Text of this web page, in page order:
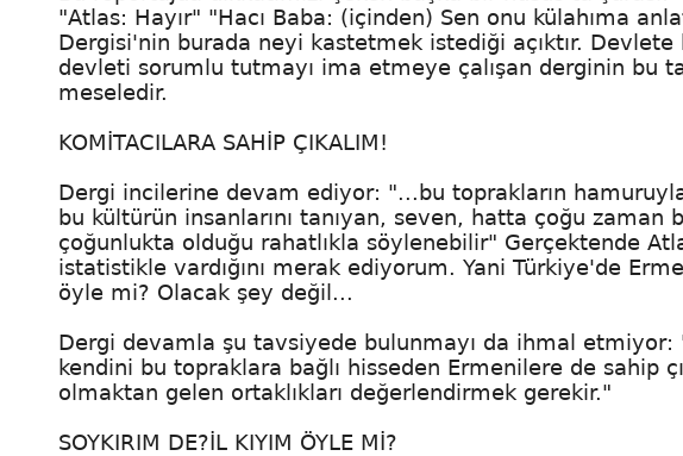
"Atlas: Hayır" "Hacı Baba: (içinden) Sen onu külahıma
Dergisi'nin burada neyi kastetmek istediği açıktır. Devlete
devleti sorumlu tutmayı ima etmeye çalışan derginin bu
meseledir.
KOMİTACILARA SAHİP ÇIKALIM!
Dergi incilerine devam ediyor: "...bu toprakların
bu kültürün insanlarını tanıyan, seven, hatta çoğu zaman
çoğunlukta olduğu rahatlıkla söylenebilir" Gerçektende
istatistikle vardığını merak ediyorum. Yani Türkiye'de
öyle mi? Olacak şey değil...
Dergi devamla şu tavsiyede bulunmayı da ihmal
kendini bu topraklara bağlı hisseden Ermenilere de sahip
olmaktan gelen ortaklıkları değerlendirmek gerekir."
SOYKIRIM DE?İL KIYIM ÖYLE Mİ?